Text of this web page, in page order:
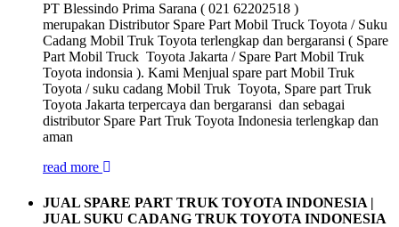
PT Blessindo Prima Sarana ( 021 62202518 )
merupakan Distributor Spare Part Mobil Truck Toyota / Suku
Cadang Mobil Truk Toyota terlengkap dan bergaransi ( Spare
Part Mobil Truck Toyota Jakarta / Spare Part Mobil Truk
Toyota indonsia ). Kami Menjual spare part Mobil Truk
Toyota / suku cadang Mobil Truk Toyota, Spare part Truk
Toyota Jakarta terpercaya dan bergaransi dan sebagai
distributor Spare Part Truk Toyota Indonesia terlengkap dan
aman
read more
JUAL SPARE PART TRUK TOYOTA INDONESIA |
JUAL SUKU CADANG TRUK TOYOTA INDONESIA